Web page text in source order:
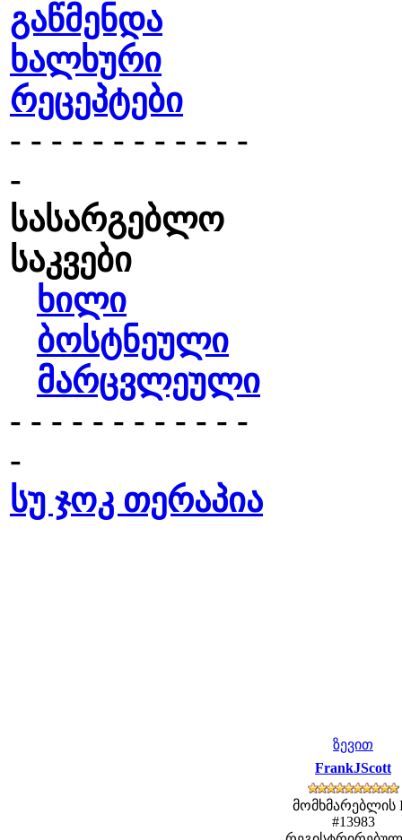
გაწმენდა
ხალხური
რეცეპტები
- - - - - - - - - - - -
-
სასარგებლო
საკვები
ხილი
ბოსტნეული
მარცვლეული
- - - - - - - - - - - -
-
სუ ჯოკ თერაპია
ზევით
FrankJScott
მომხმარებლის
#13983